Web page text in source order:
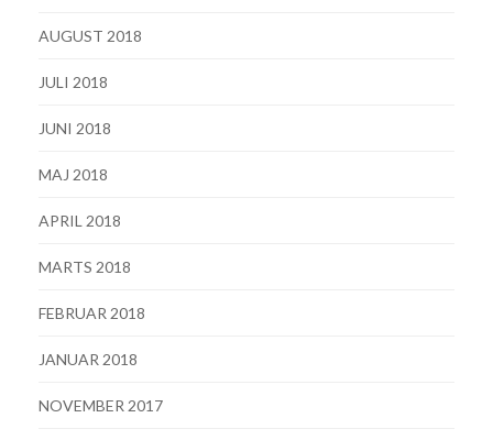
AUGUST 2018
JULI 2018
JUNI 2018
MAJ 2018
APRIL 2018
MARTS 2018
FEBRUAR 2018
JANUAR 2018
NOVEMBER 2017